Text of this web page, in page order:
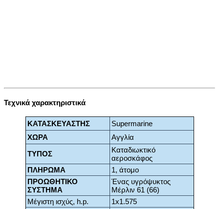
Τεχνικά χαρακτηριστικά
ΚΑΤΑΣΚΕΥΑΣΤΗΣ
Supermarine
ΧΩΡΑ
Αγγλία
ΤΥΠΟΣ
Καταδιωκτικό
αεροσκάφος
ΠΛΗΡΩΜΑ
1, άτομο
ΠΡΟΩΘΗΤΙΚΟ
ΣΥΣΤΗΜΑ
Ένας υγρόψυκτος
Μέρλιν 61 (66)
Μέγιστη ισχύς, h.p.
1x1.575